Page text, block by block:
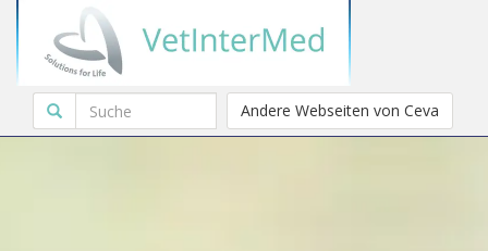
Andere Webseiten von Ceva